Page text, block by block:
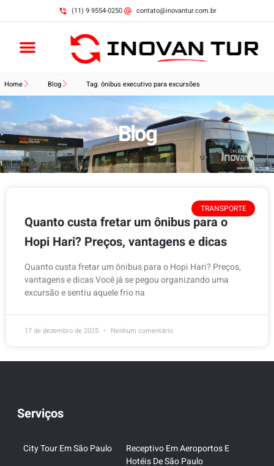
(11) 9 9554-0250 contato@inovantur.com.br
Home Blog Tag: ônibus executivo para excursões
Blog
TRANSPORTE
Quanto custa fretar um ônibus para o
Hopi Hari? Preços, vantagens e dicas
Quanto custa fretar um ônibus para o Hopi Hari? Preços,
vantagens e dicas Você já se pegou organizando uma
excursão e sentiu aquele frio na
17 de dezembro de 2025 Nenhum comentário
Serviços
City Tour Em São Paulo
Receptivo Em Aeroportos E
Hotéis De São Paulo